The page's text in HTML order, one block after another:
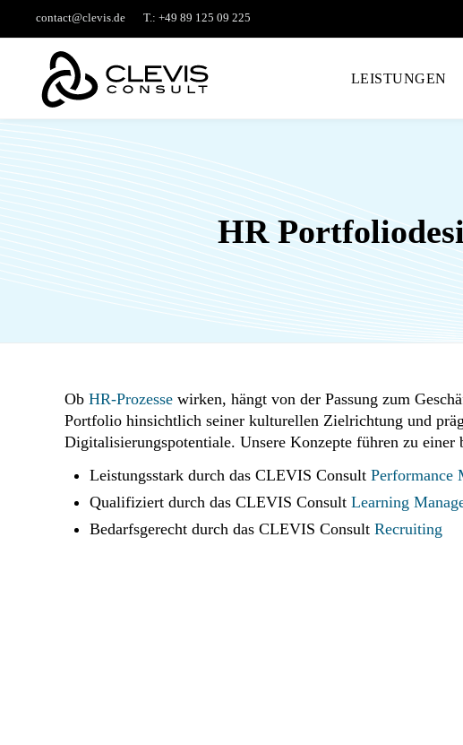
contact@clevis.de T.: +49 89 125 09 225
LEISTUNGEN
HR
Ob HR-Prozesse wirken, hängt von der Passung zum
Portfolio hinsichtlich seiner kulturellen Zielrichtung und
Digitalisierungspotentiale. Unsere Konzepte führen zu einer
Leistungsstark durch das CLEVIS Consult Performance
Qualifiziert durch das CLEVIS Consult Learning
Bedarfsgerecht durch das CLEVIS Consult Recruiting